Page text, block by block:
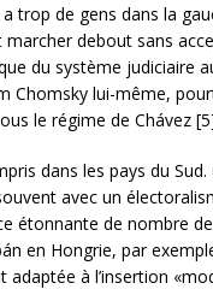
trop de gens dans la
debout sans
du système judiciaire
Chomsky lui-même,
le régime de Chávez
dans les pays du
avec un
étonnante de nombre
en Hongrie, par
à l’insertion